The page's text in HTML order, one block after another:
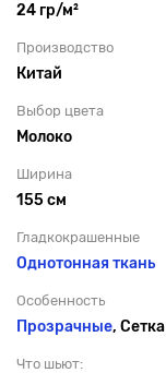
24 гр/м²
Производство
Китай
Выбор цвета
Молоко
Ширина
155 см
Гладкокрашенные
Однотонная ткань
Особенность
Прозрачные, Сетка
Что шьют: